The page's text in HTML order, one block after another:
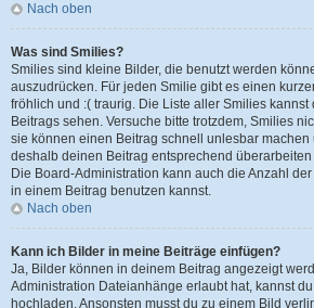
Nach oben
Was sind Smilies?
Smilies sind kleine Bilder, die benutzt werden
auszudrücken. Für jeden Smilie gibt es einen
fröhlich und :( traurig. Die Liste aller Smilies kannst
Beitrags sehen. Versuche bitte trotzdem, Smilies
sie können einen Beitrag schnell unlesbar machen
deshalb deinen Beitrag entsprechend
Die Board-Administration kann auch die Anzahl
in einem Beitrag benutzen kannst.
Nach oben
Kann ich Bilder in meine Beiträge einfügen?
Ja, Bilder können in deinem Beitrag angezeigt
Administration Dateianhänge erlaubt hat, kannst
hochladen. Ansonsten musst du zu einem Bild